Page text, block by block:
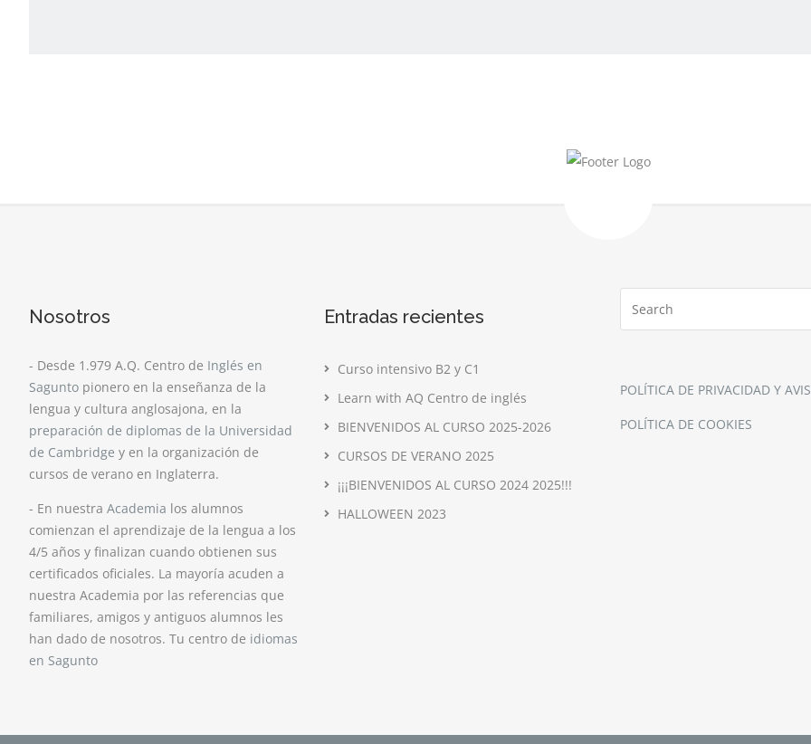
Nosotros
- Desde 1.979 A.Q. Centro de Inglés en
Sagunto pionero en la enseñanza de la
lengua y cultura anglosajona, en la
preparación de diplomas de la Universidad
de Cambridge y en la organización de
cursos de verano en Inglaterra.
- En nuestra Academia los alumnos
comienzan el aprendizaje de la lengua a los
4/5 años y finalizan cuando obtienen sus
certificados oficiales. La mayoría acuden a
nuestra Academia por las referencias que
familiares, amigos y antiguos alumnos les
han dado de nosotros. Tu centro de idiomas
en Sagunto
Entradas recientes
Curso intensivo B2 y C1
Learn with AQ Centro de inglés
BIENVENIDOS AL CURSO 2025-2026
CURSOS DE VERANO 2025
¡¡¡BIENVENIDOS AL CURSO 2024 2025!!!
HALLOWEEN 2023
POLÍTICA DE PRIVACIDAD Y
POLÍTICA DE COOKIES